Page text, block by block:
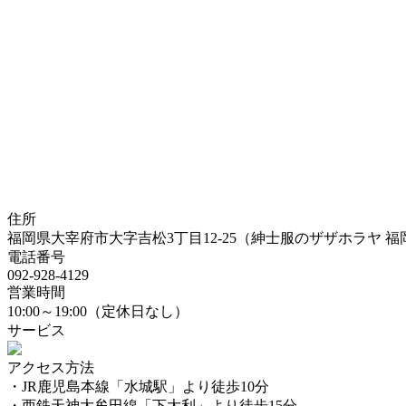
住所
福岡県大宰府市大字吉松3丁目12‐25（紳士服のザザホラヤ 福
電話番号
092-928-4129
営業時間
10:00～19:00（定休日なし）
サービス
アクセス方法
・JR鹿児島本線「水城駅」より徒歩10分